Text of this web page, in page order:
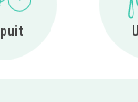
Ga naar Eropuit